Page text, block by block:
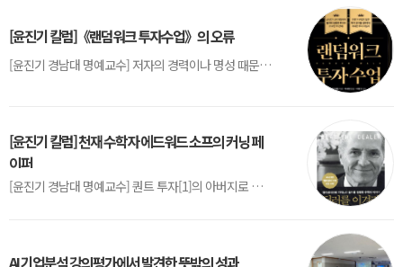
[윤진기 칼럼]《랜덤워크 투자수업》의 오류
[윤진기 경남대 명예교수] 저자의 경력이나 명성 때문인지 2020년에 번역 출판된 《랜덤워크 투자수업》(A Random Walk Down Wall Street) 12판은 표지부터가 거창하다. ‘45년간 12번 개정하며 철저히 검증한 투자서’, ‘전문가 부럽지 않은 투자 감각을 길러주는 위대한 투자지침서’ 라는 은빛 광고문구로 독자를 유혹한다.[1] 출판 50주...
[윤진기 칼럼] 천재 수학자 에드워드 소프의 커닝 페
이퍼
[윤진기 경남대 명예교수] 퀀트 투자[1]의 아버지로 불리는 에드워드 소프(Edward O. Thorp)는 수학계에서 천재로 알려진 인물이다. 그는 수학자이지만, 투자 업계에도 여러 가지 흥미로운 일화를 남겼다.수학을 이용하여 카지노를 이길 수 있는지가 궁금했던 그는 동료 교수가 소개해 준 블랙잭(Blackjack) 전략의 핵심을 손바닥 크기의 종이에 요...